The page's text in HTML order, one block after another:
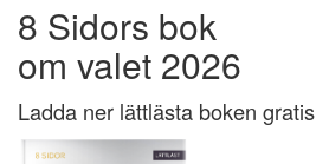
8 Sidors bok
om valet 2026
Ladda ner lättlästa boken gratis